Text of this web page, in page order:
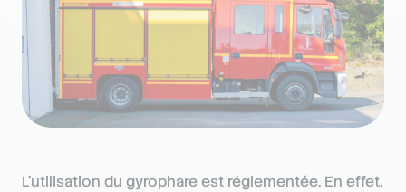
L’utilisation du gyrophare est réglementée. En effet,